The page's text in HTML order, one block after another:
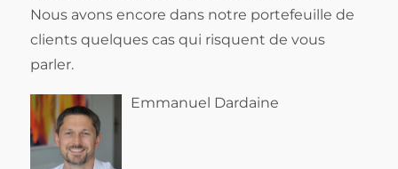
Nous avons encore dans notre portefeuille de
clients quelques cas qui risquent de vous
parler.
Emmanuel Dardaine